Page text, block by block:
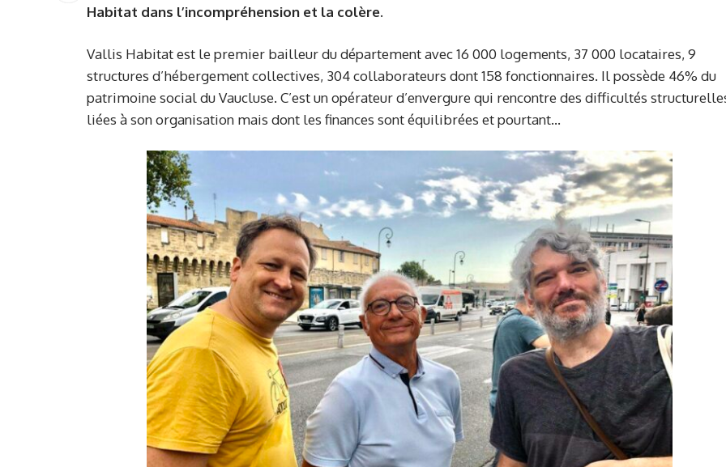
Habitat dans l’incompréhension et la colère.
Vallis Habitat est le premier bailleur du département avec 16 000 logements, 37 000 locataires, 9
structures d’hébergement collectives, 304 collaborateurs dont 158 fonctionnaires. Il possède 46% du
patrimoine social du Vaucluse. C’est un opérateur d’envergure qui rencontre des difficultés
liées à son organisation mais dont les finances sont équilibrées et pourtant…